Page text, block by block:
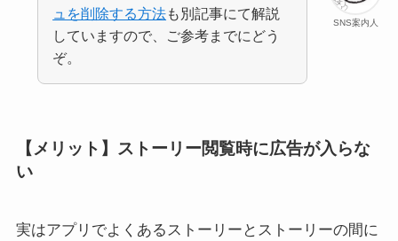
SNS案内人
ュを削除する方法も別記事にて解説
していますので、ご参考までにどう
ぞ。
【メリット】ストーリー閲覧時に広告が入らな
い
実はアプリでよくあるストーリーとストーリーの間に